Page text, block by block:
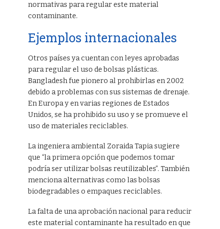
normativas para regular este material
contaminante.
Ejemplos internacionales
Otros países ya cuentan con leyes aprobadas
para regular el uso de bolsas plásticas.
Bangladesh fue pionero al prohibirlas en 2002
debido a problemas con sus sistemas de drenaje.
En Europa y en varias regiones de Estados
Unidos, se ha prohibido su uso y se promueve el
uso de materiales reciclables.
La ingeniera ambiental Zoraida Tapia sugiere
que “la primera opción que podemos tomar
podría ser utilizar bolsas reutilizables”. También
menciona alternativas como las bolsas
biodegradables o empaques reciclables.
La falta de una aprobación nacional para reducir
este material contaminante ha resultado en que